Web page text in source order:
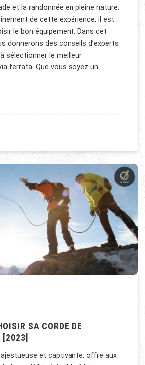
et la randonnée en pleine nature.
de cette expérience, il est
le bon équipement. Dans cet
donnerons des conseils d’experts
sélectionner le meilleur
ferrata. Que vous soyez un
D’EXPERTS POUR CHOISIR LE MEILLEUR
SA CORDE DE
[2023]
et captivante, offre aux